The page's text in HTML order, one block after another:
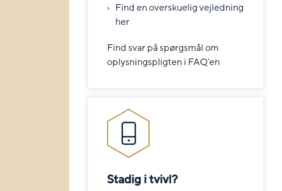
Find en overskuelig vejledning
her
Find svar på spørgsmål om
oplysningspligten i FAQ'en
Stadig i tvivl?